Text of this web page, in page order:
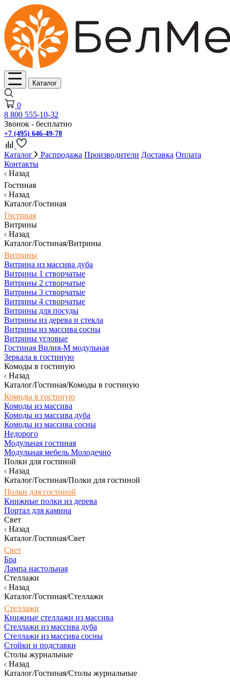
Каталог
0
8 800 555-10-32
Звонок - бесплатно
+7 (495) 646-49-78
Каталог Распродажа Производители Доставка Оплата
Контакты
Назад
Гостиная
Назад
Каталог/Гостиная
Гостиная
Витрины
Назад
Каталог/Гостиная/Витрины
Витрины
Витрина из массива дуба
Витрины 1 створчатые
Витрины 2 створчатые
Витрины 3 створчатые
Витрины 4 створчатые
Витрины для посуды
Витрины из дерева и стекла
Витрины из массива сосны
Витрины угловые
Гостиная Вилия-М модульная
Зеркала в гостиную
Комоды в гостиную
Назад
Каталог/Гостиная/Комоды в гостиную
Комоды в гостиную
Комоды из массива
Комоды из массива дуба
Комоды из массива сосны
Недорого
Модульная гостиная
Модульная мебель Молодечно
Полки для гостиной
Назад
Каталог/Гостиная/Полки для гостиной
Полки для гостиной
Книжные полки из дерева
Портал для камина
Свет
Назад
Каталог/Гостиная/Свет
Свет
Бра
Лампа настольная
Стеллажи
Назад
Каталог/Гостиная/Стеллажи
Стеллажи
Книжные стеллажи из массива
Стеллажи из массива дуба
Стеллажи из массива сосны
Стойки и подставки
Столы журнальные
Назад
Каталог/Гостиная/Столы журнальные